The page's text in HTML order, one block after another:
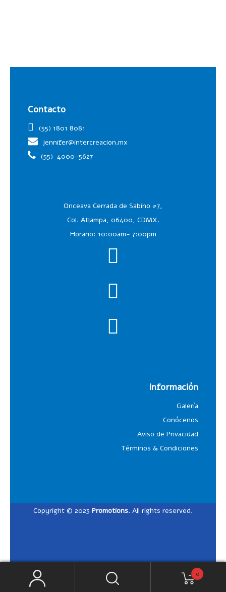
Contacto
(55) 1801 8081
jennifer@intercreacion.mx
(55) 4000-5627
Onceava Cerrada de Sabino #7,
Col. Atlampa, 06400, CDMX.
Horario: 10:00am- 7:00pm
Información
Galería
Conócenos
Aviso de Privacidad
Términos & Condiciones
Copyright © 2023 Promotions. All rights reserved.
0